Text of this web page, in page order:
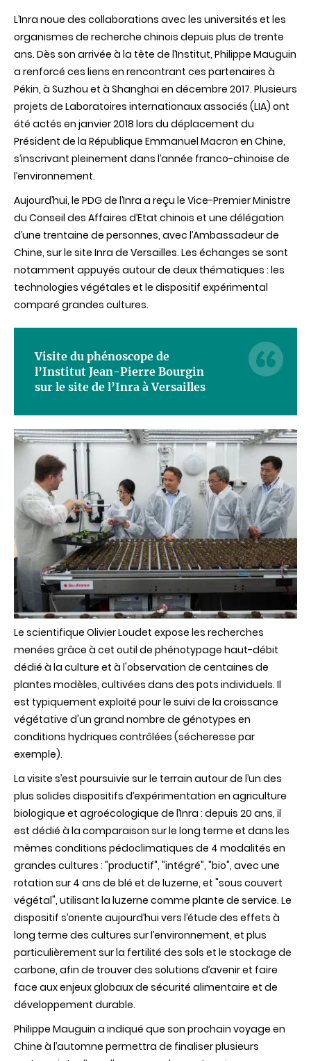
le
Premier
Ministre
du
Conseil
des
Affaires
d’Etat
L’Inra noue des collaborations avec les universités et les
organismes de recherche chinois depuis plus de trente
ans. Dès son arrivée à la tête de l’Institut, Philippe Mauguin
a renforcé ces liens en rencontrant ces partenaires à
Pékin, à Suzhou et à Shanghai en décembre 2017. Plusieurs
projets de Laboratoires internationaux associés (LIA) ont
été actés en janvier 2018 lors du déplacement du
Président de la République Emmanuel Macron en Chine,
s’inscrivant pleinement dans l’année franco-chinoise de
l’environnement.
Aujourd’hui, le PDG de l’Inra a reçu le Vice-Premier Ministre
du Conseil des Affaires d’Etat chinois et une délégation
d’une trentaine de personnes, avec l’Ambassadeur de
Chine, sur le site Inra de Versailles. Les échanges se sont
notamment appuyés autour de deux thématiques : les
technologies végétales et le dispositif expérimental
comparé grandes cultures.
Visite du phénoscope de
l’Institut Jean-Pierre Bourgin
sur le site de l’Inra à Versailles
Le scientifique Olivier Loudet expose les recherches
menées grâce à cet outil de phénotypage haut-débit
dédié à la culture et à l'observation de centaines de
plantes modèles, cultivées dans des pots individuels. Il
est typiquement exploité pour le suivi de la croissance
végétative d'un grand nombre de génotypes en
conditions hydriques contrôlées (sécheresse par
exemple).
La visite s’est poursuivie sur le terrain autour de l’un des
plus solides dispositifs d’expérimentation en agriculture
biologique et agroécologique de l’Inra : depuis 20 ans, il
est dédié à la comparaison sur le long terme et dans les
mêmes conditions pédoclimatiques de 4 modalités en
grandes cultures : "productif", "intégré", "bio", avec une
rotation sur 4 ans de blé et de luzerne, et "sous couvert
végétal", utilisant la luzerne comme plante de service. Le
dispositif s’oriente aujourd’hui vers l’étude des effets à
long terme des cultures sur l’environnement, et plus
particulièrement sur la fertilité des sols et le stockage de
carbone, afin de trouver des solutions d’avenir et faire
face aux enjeux globaux de sécurité alimentaire et de
développement durable.
Philippe Mauguin a indiqué que son prochain voyage en
Chine à l’automne permettra de finaliser plusieurs